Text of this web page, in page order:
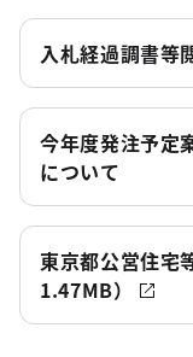
入札経過調書等
今年度発注予定
について
東京都公営住宅
1.47MB）